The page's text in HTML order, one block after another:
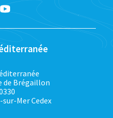
de Brégaillon
sur-Mer Cedex